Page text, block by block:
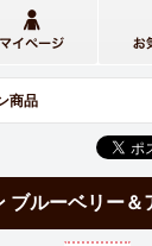
商品
ブルーベリー＆